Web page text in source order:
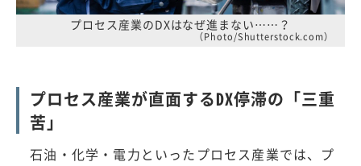
プロセス産業のDXはなぜ進まない……？
（Photo/Shutterstock.com）
プロセス産業が直面するDX停滞の「三重
苦」
石油・化学・電力といったプロセス産業では、プ